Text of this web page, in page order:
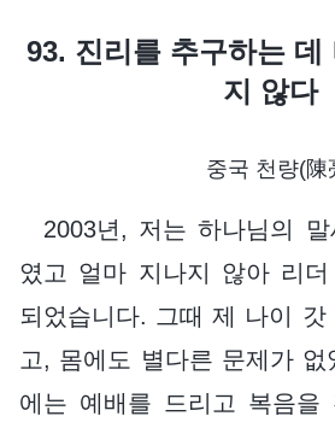
93. 진리를 추구하는 데
지 않다
중국 천량(陳
2003년, 저는 하나님의
였고 얼마 지나지 않아 리
되었습니다. 그때 제 나이 갓
고, 몸에도 별다른 문제가
에는 예배를 드리고 복음을